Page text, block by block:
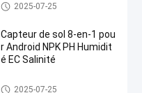
Compteur pH de Bluetooth
2025-07-25
Capteur de sol 8-en-1 pou
r Android NPK PH Humidit
é EC Salinité
Compteur pH de Bluetooth
2025-07-25